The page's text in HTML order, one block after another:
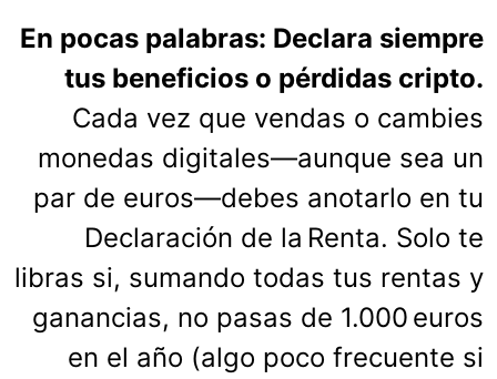
En pocas palabras: Declara siempre
tus beneficios o pérdidas cripto.
Cada vez que vendas o cambies
monedas digitales—aunque sea un
par de euros—debes anotarlo en tu
Declaración de la Renta. Solo te
libras si, sumando todas tus rentas y
ganancias, no pasas de 1.000 euros
en el año (algo poco frecuente si